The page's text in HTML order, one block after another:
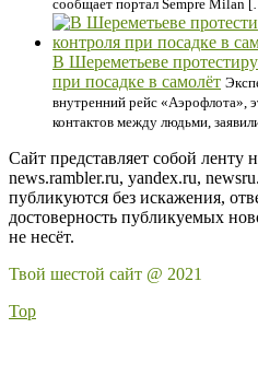
сообщает портал Sempre Milan
В Шереметьеве
при посадке в самолёт
внутренний рейс «Аэрофлота»,
контактов между людьми,
Сайт представляет собой ленту
news.rambler.ru, yandex.ru,
публикуются без искажения,
достоверность публикуемых
не несёт.
Твой шестой сайт @ 2021
Top